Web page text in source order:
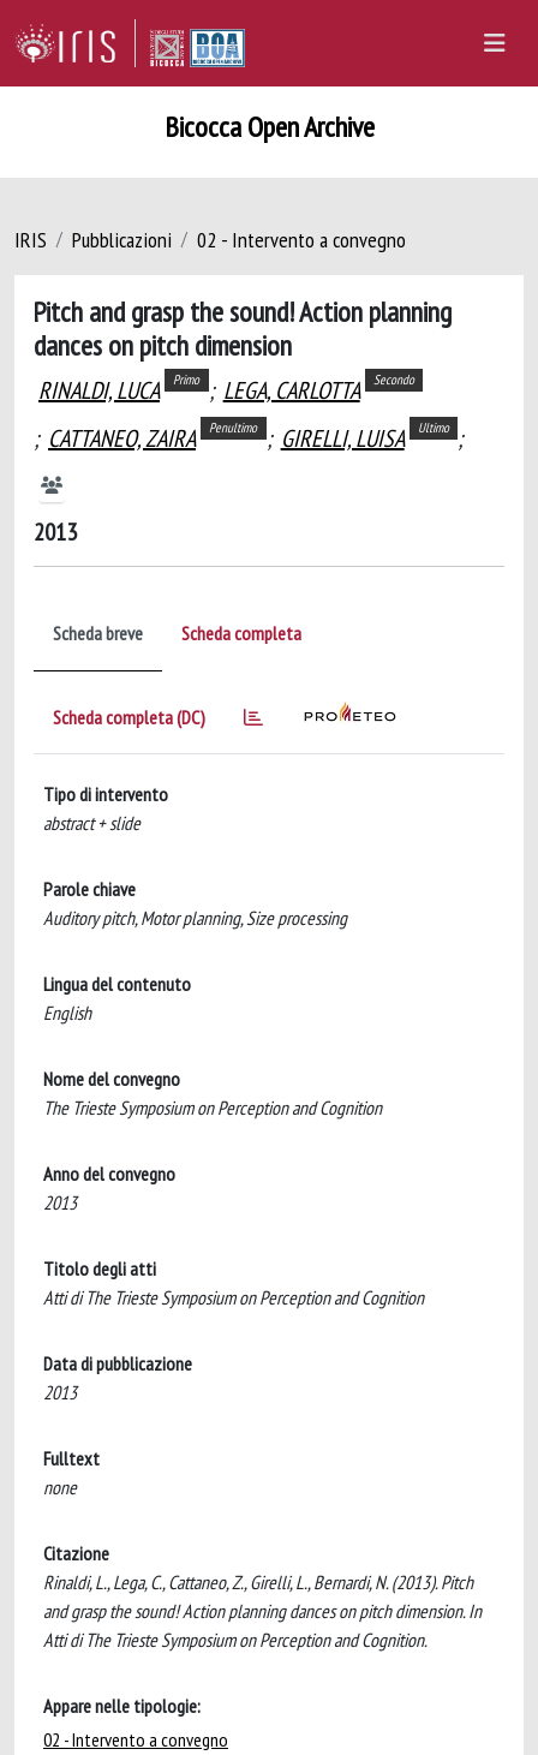
Bicocca Open Archive
IRIS Pubblicazioni 02 - Intervento a convegno
Pitch and grasp the sound! Action planning
dances on pitch dimension
RINALDI, LUCA Primo ; LEGA, CARLOTTA Secondo
; CATTANEO, ZAIRA Penultimo ; GIRELLI, LUISA Ultimo ;
2013
Scheda breve Scheda completa
Scheda completa (DC)
Tipo di intervento
abstract + slide
Parole chiave
Auditory pitch, Motor planning, Size processing
Lingua del contenuto
English
Nome del convegno
The Trieste Symposium on Perception and Cognition
Anno del convegno
2013
Titolo degli atti
Atti di The Trieste Symposium on Perception and Cognition
Data di pubblicazione
2013
Fulltext
none
Citazione
Rinaldi, L., Lega, C., Cattaneo, Z., Girelli, L., Bernardi, N. (2013). Pitch
and grasp the sound! Action planning dances on pitch dimension. In
Atti di The Trieste Symposium on Perception and Cognition.
Appare nelle tipologie:
02 - Intervento a convegno